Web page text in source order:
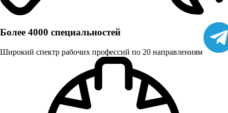
Более 4000 специальностей
Широкий спектр рабочих профессий по 20 направлениям